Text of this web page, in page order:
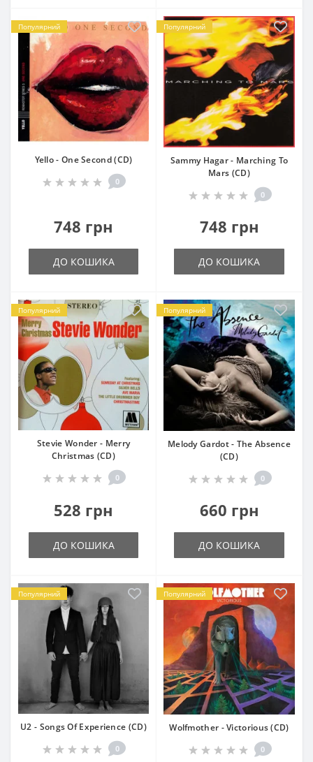
Популярний
Yello - One Second (CD)
0
748 грн
ДО КОШИКА
Популярний
Sammy Hagar - Marching To
Mars (CD)
0
748 грн
ДО КОШИКА
Популярний
Stevie Wonder - Merry
Christmas (CD)
0
528 грн
ДО КОШИКА
Популярний
Melody Gardot - The Absence
(CD)
0
660 грн
ДО КОШИКА
Популярний
U2 - Songs Of Experience (CD)
0
Популярний
Wolfmother - Victorious (CD)
0